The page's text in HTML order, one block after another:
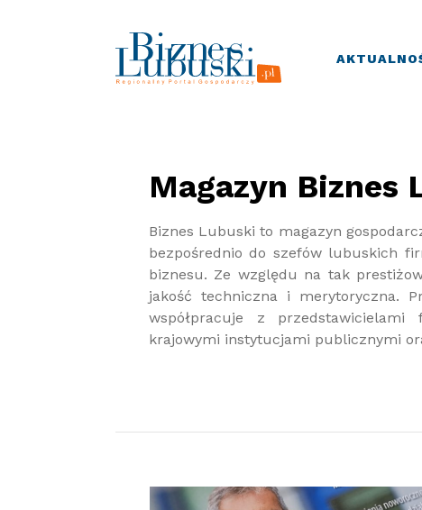
Magazyn Biznes
Biznes Lubuski to magazyn
bezpośrednio do szefów lubuskich
biznesu. Ze względu na tak
jakość techniczna i merytoryczna.
współpracuje z
krajowymi instytucjami publicznymi